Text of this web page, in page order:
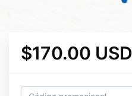
$170.00 USD